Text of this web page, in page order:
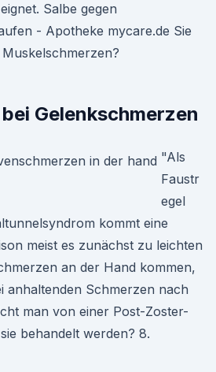
Salbe gegen
- Apotheke mycare.de Sie
Gelenkschmerzen
"Als
Faustr
egel
kommt eine
meist es zunächst zu leichten
an der Hand kommen,
anhaltenden Schmerzen nach
man von einer Post-Zoster-
behandelt werden? 8.